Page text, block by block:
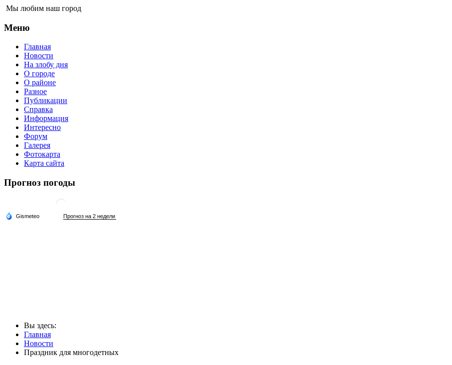
Мы любим наш город
Меню
Главная
Новости
На злобу дня
О городе
О районе
Разное
Публикации
Справка
Информация
Интересно
Форум
Галерея
Фотокарта
Карта сайта
Прогноз погоды
Вы здесь:
Главная
Новости
Праздник для многодетных